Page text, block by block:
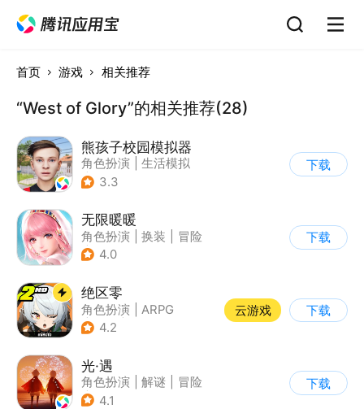
首页 游戏 相关推荐
“West of Glory”的相关推荐(28)
熊孩子校园模拟器
角色扮演
生活模拟
| 写实
3.3
下载
无限暖暖
角色扮演 换装
冒险
| 开放世界
4.0
下载
绝区零
角色扮演
ARPG
| 冒险
4.2
云游戏 下载
光·遇
角色扮演 解谜
冒险
| 开放世界
4.1
下载